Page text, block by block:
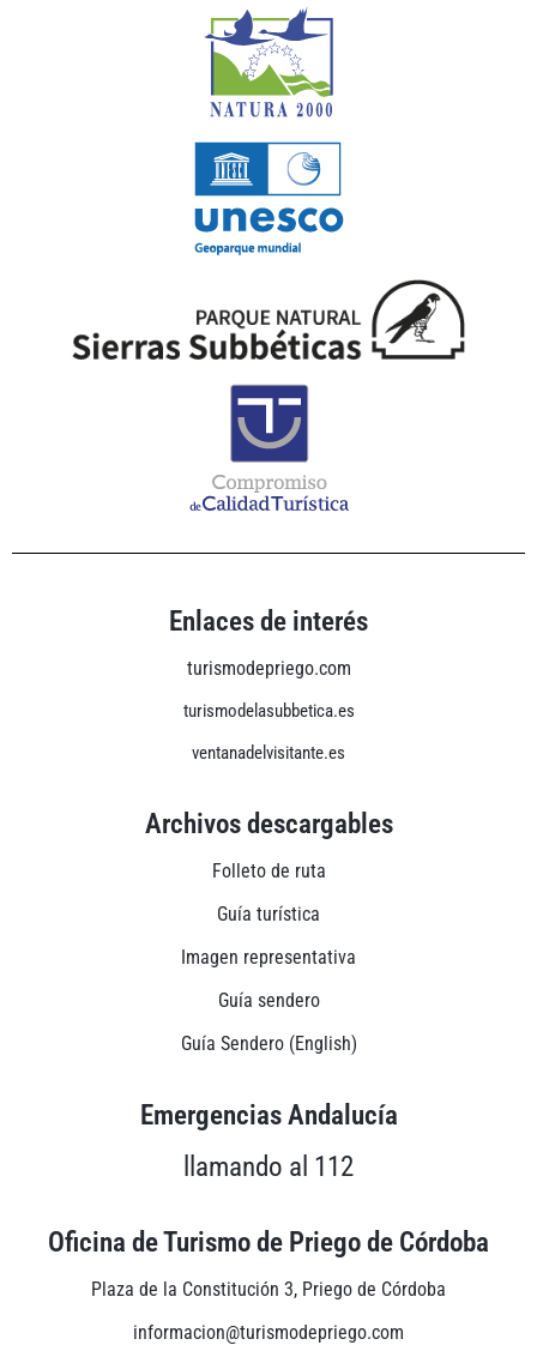
Enlaces de interés
turismodepriego.com
turismodelasubbetica.es
ventanadelvisitante.es
Archivos descargables
Folleto de ruta
Guía turística
Imagen representativa
Guía sendero
Guía Sendero (English)
Emergencias Andalucía
llamando al 112
Oficina de Turismo de Priego de Córdoba
Plaza de la Constitución 3, Priego de Córdoba
informacion@turismodepriego.com